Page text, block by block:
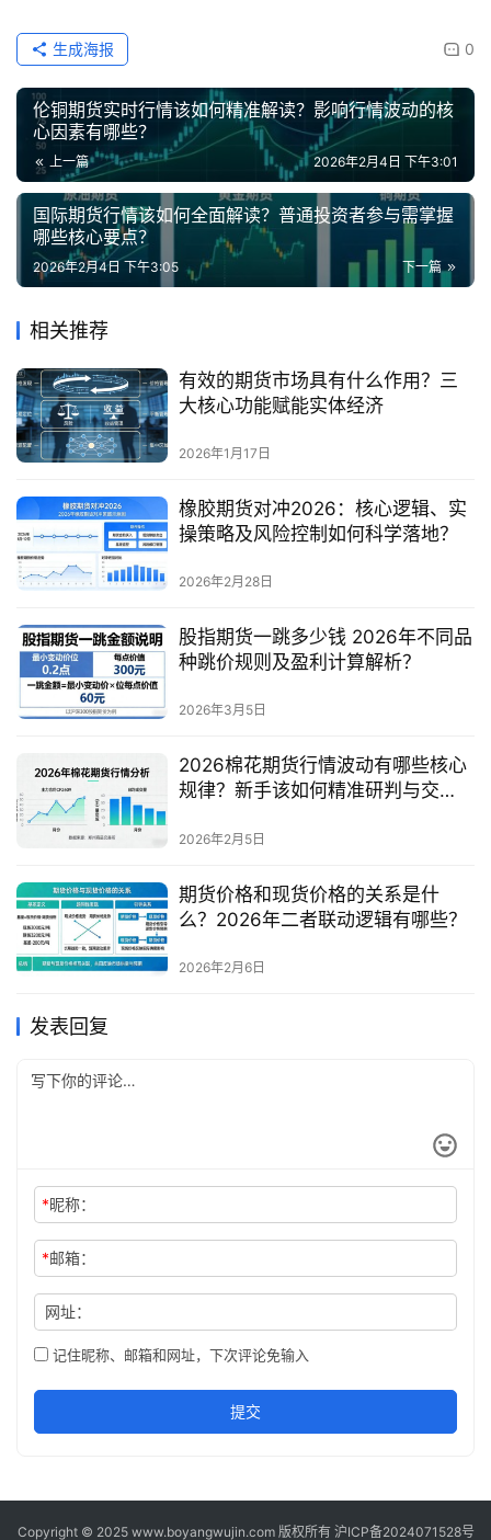
0
生成海报
伦铜期货实时行情该如何精准解读？影响行情波动的核
心因素有哪些？
上一篇 2026年2月4日 下午3:01
国际期货行情该如何全面解读？普通投资者参与需掌握
哪些核心要点？
下一篇
2026年2月4日 下午3:05
相关推荐
有效的期货市场具有什么作用？三
大核心功能赋能实体经济
2026年1月17日
橡胶期货对冲2026：核心逻辑、实
操策略及风险控制如何科学落地？
2026年2月28日
股指期货一跳多少钱 2026年不同品
种跳价规则及盈利计算解析？
2026年3月5日
2026棉花期货行情波动有哪些核心
规律？新手该如何精准研判与交
2026年2月5日
期货价格和现货价格的关系是什
么？2026年二者联动逻辑有哪些？
2026年2月6日
发表回复
*昵称：
*邮箱：
网址：
记住昵称、邮箱和网址，下次评论免输入
提交
Copyright © 2025 www.boyangwujin.com 版权所有 沪ICP备2024071528号